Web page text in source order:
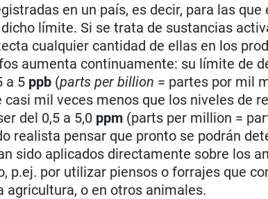
en un país, es decir, para las que
límite. Si se trata de sustancias
cualquier cantidad de ellas en los
aumenta continuamente: su límite de
a 5 ppb (parts per billion = partes por mil
mil veces menos que los niveles de
del 0,5 a 5,0 ppm (parts per million =
realista pensar que pronto se podrán
sido aplicados directamente sobre los
p.ej. por utilizar piensos o forrajes que
agricultura, o en otros animales.